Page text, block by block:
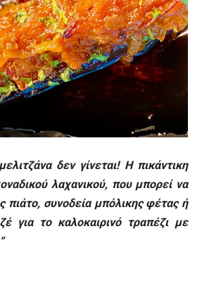
δεν γίνεται! Η πικάντικη
λαχανικού, που μπορεί να
συνοδεία μπόλικης φέτας ή
για το καλοκαιρινό τραπέζι με